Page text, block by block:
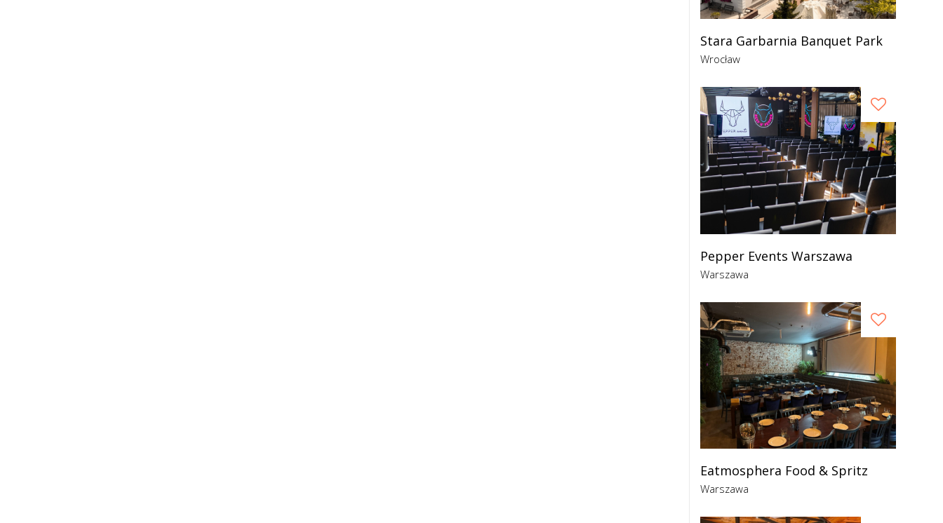
Stara Garbarnia Banquet Park
Wrocław
Pepper Events Warszawa
Warszawa
Eatmosphera Food & Spritz
Warszawa